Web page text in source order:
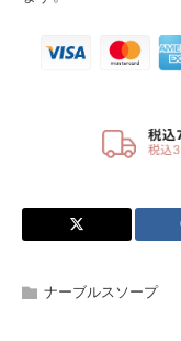
ナーブルスソープ